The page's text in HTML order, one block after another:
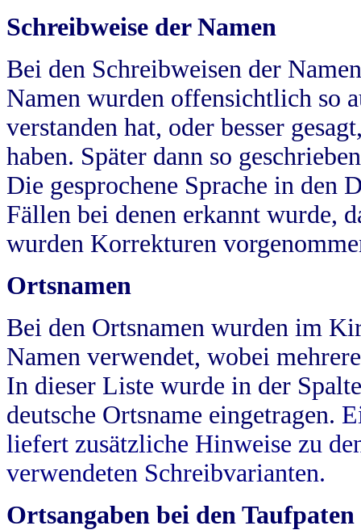
Schreibweise der Namen
Bei den Schreibweisen der
Namen wurden offensichtlich so
verstanden hat, oder besser
haben. Später dann so
Die gesprochene Sprache in
Fällen bei denen erkannt wurde,
wurden Korrekturen
Ortsnamen
Bei den Ortsnamen wurden im
Namen verwendet, wobei
In dieser Liste wurde in der
deutsche Ortsname eingetragen.
liefert zusätzliche Hinweise zu
verwendeten Schreibvarianten.
Ortsangaben bei den Taufpaten